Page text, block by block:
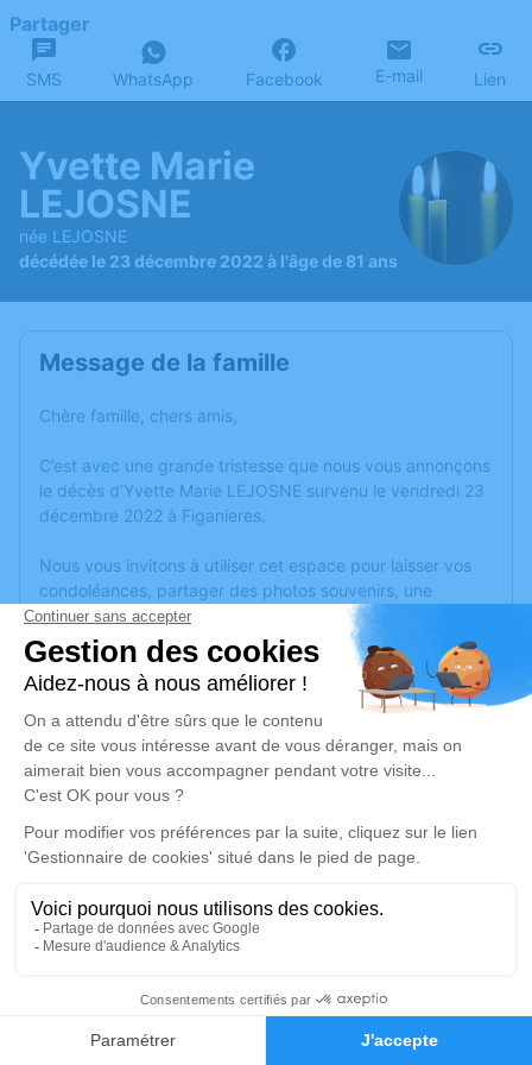
Faire-part Hommages
Partager
SMS WhatsApp Facebook E-mail Lien
Yvette Marie
LEJOSNE
née LEJOSNE
décédée le 23 décembre 2022 à l'âge de 81 ans
Message de la famille
Chère famille, chers amis,
C’est avec une grande tristesse que nous vous annonçons
le décès d’Yvette Marie LEJOSNE survenu le vendredi 23
décembre 2022 à Figanieres.
Nous vous invitons à utiliser cet espace pour laisser vos
condoléances, partager des photos souvenirs, une
anecdote ou exprimer vos pensées à travers des poèmes
ou des textes. Cet endroit est un lieu d'expression dédié à
honorer la mémoire d’Yvette Marie LEJOSNE.
Un service de plantation d’arbre hommage estdisponible
ici.
vendredi 30 décembre 2022 à 10h00
Crématorium de Vidauban
83550 Vidauban